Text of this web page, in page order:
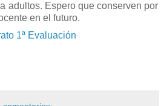
adultos. Espero que conserven por
en el futuro.
1ª Evaluación